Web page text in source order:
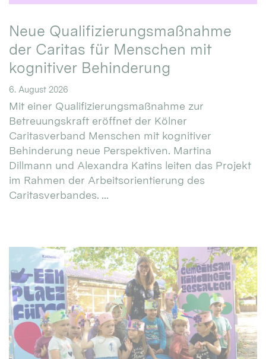
Neue Qualifizierungsmaßnahme
der Caritas für Menschen mit
kognitiver Behinderung
6. August 2026
Mit einer Qualifizierungsmaßnahme zur
Betreuungskraft eröffnet der Kölner
Caritasverband Menschen mit kognitiver
Behinderung neue Perspektiven. Martina
Dillmann und Alexandra Katins leiten das Projekt
im Rahmen der Arbeitsorientierung des
Caritasverbandes. ...